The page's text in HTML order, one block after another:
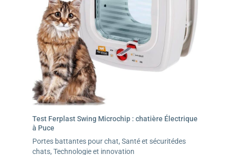
Test Ferplast Swing Microchip : chatière Électrique
à Puce
Portes battantes pour chat, Santé et sécuritédes
chats, Technologie et innovation